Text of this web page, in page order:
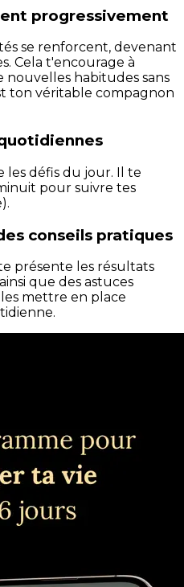
progressivement
se renforcent, devenant
Cela t'encourage à
nouvelles habitudes sans
ton véritable compagnon
les défis du jour. Il te
pour suivre tes
conseils pratiques
présente les résultats
que des astuces
mettre en place